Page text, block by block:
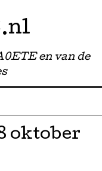
en van de
oktober